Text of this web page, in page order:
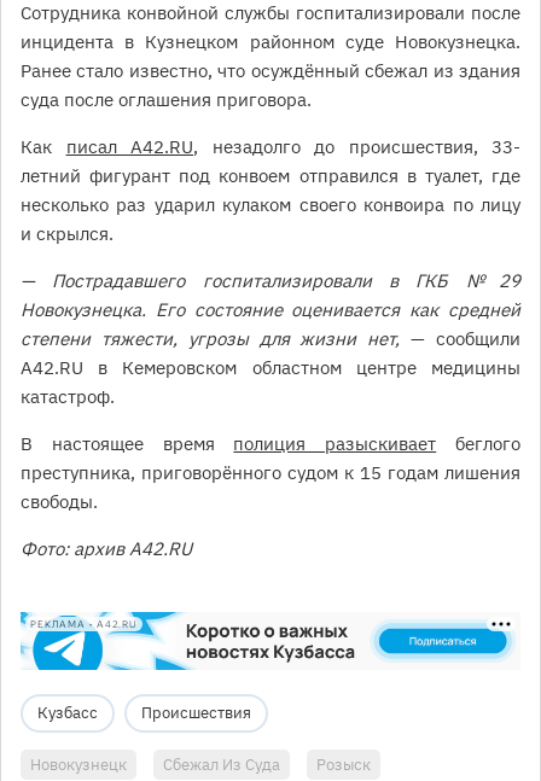
Сотрудника конвойной службы госпитализировали после
инцидента в Кузнецком районном суде Новокузнецка.
Ранее стало известно, что осуждённый сбежал из здания
суда после оглашения приговора.
Как писал A42.RU, незадолго до происшествия, 33-
летний фигурант под конвоем отправился в туалет, где
несколько раз ударил кулаком своего конвоира по лицу
и скрылся.
— Пострадавшего госпитализировали в ГКБ № 29
Новокузнецка. Его состояние оценивается как средней
степени тяжести, угрозы для жизни нет, — сообщили
A42.RU в Кемеровском областном центре медицины
катастроф.
В настоящее время полиция разыскивает беглого
преступника, приговорённого судом к 15 годам лишения
свободы.
Фото: архив A42.RU
РЕКЛАМА • A42.RU
Кузбасс Происшествия
Новокузнецк Сбежал Из Суда Розыск